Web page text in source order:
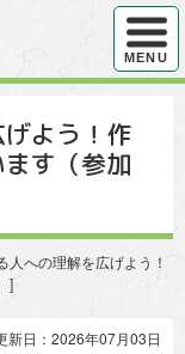
ハンバ
MENU
よう！作
す（参加
人への理解を広げよう！
]
新日：2026年07月03日